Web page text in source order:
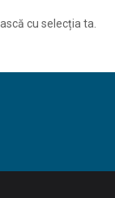
cu selecția ta.